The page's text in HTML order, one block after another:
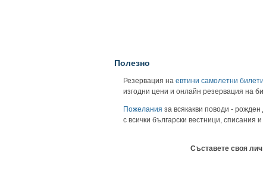
Полезно
Резервация на евтини самолетни билети
изгодни цени и онлайн резервация на
Пожелания за всякакви поводи -
с всички български вестници, списания
Съставете своя